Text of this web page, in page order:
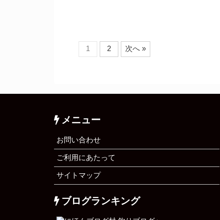
1 2 次へ »
メニュー
お問い合わせ
ご利用にあたって
サイトマップ
ブログランキング